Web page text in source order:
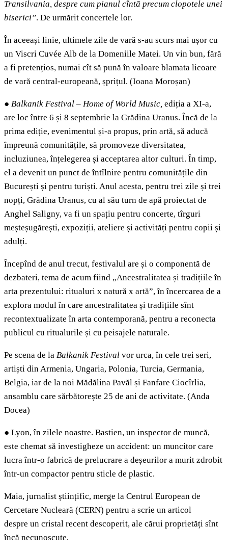
Transilvania, despre cum pianul cîntă precum clopotele unei
biserici”. De urmărit concertele lor.
În aceeași linie, ultimele zile de vară s-au scurs mai ușor cu
un Viscri Cuvée Alb de la Domeniile Matei. Un vin bun, fără
a fi pretențios, numai cît să pună în valoare blamata licoare
de vară central-europeană, șprițul. (Ioana Moroșan)
● Balkanik Festival – Home of World Music, ediția a XI-a,
are loc între 6 și 8 septembrie la Grădina Uranus. Încă de la
prima ediție, evenimentul și-a propus, prin artă, să aducă
împreună comunitățile, să promoveze diversitatea,
incluziunea, înțelegerea și acceptarea altor culturi. În timp,
el a devenit un punct de întîlnire pentru comunitățile din
București și pentru turiști. Anul acesta, pentru trei zile și trei
nopți, Grădina Uranus, cu al său turn de apă proiectat de
Anghel Saligny, va fi un spațiu pentru concerte, tîrguri
meșteșugărești, expoziții, ateliere și activități pentru copii și
adulți.
Începînd de anul trecut, festivalul are și o componentă de
dezbateri, tema de acum fiind „Ancestralitatea și tradițiile în
arta prezentului: ritualuri x natură x artă”, în încercarea de a
explora modul în care ancestralitatea și tradițiile sînt
recontextualizate în arta contemporană, pentru a reconecta
publicul cu ritualurile și cu peisajele naturale.
Pe scena de la Balkanik Festival vor urca, în cele trei seri,
artiști din Armenia, Ungaria, Polonia, Turcia, Germania,
Belgia, iar de la noi Mădălina Pavăl și Fanfare Ciocîrlia,
ansamblu care sărbătorește 25 de ani de activitate. (Anda
Docea)
● Lyon, în zilele noastre. Bastien, un inspector de muncă,
este chemat să investigheze un accident: un muncitor care
lucra într-o fabrică de prelucrare a deșeurilor a murit zdrobit
într-un compactor pentru sticle de plastic.
Maia, jurnalist științific, merge la Centrul European de
Cercetare Nucleară (CERN) pentru a scrie un articol
despre un cristal recent descoperit, ale cărui proprietăți sînt
încă necunoscute.